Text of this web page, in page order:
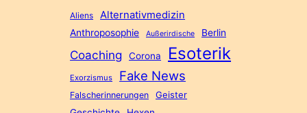
Aliens Alternativmedizin
Anthroposophie Außerirdische Berlin
Coaching Corona Esoterik
Exorzismus Fake News
Falscherinnerungen
Geister